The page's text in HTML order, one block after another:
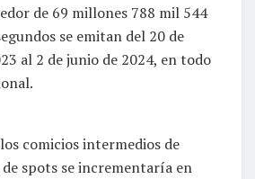
de 69 millones 788 mil 544
se emitan del 20 de
al 2 de junio de 2024, en todo
comicios intermedios de
spots se incrementaría en